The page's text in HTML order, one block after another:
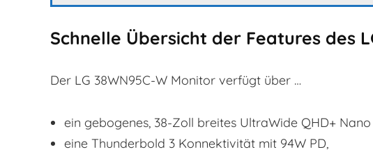
Schnelle Übersicht der Features des
Der LG 38WN95C-W Monitor verfügt über …
ein gebogenes, 38-Zoll breites UltraWide QHD+ Nano
eine Thunderbold 3 Konnektivität mit 94W PD,